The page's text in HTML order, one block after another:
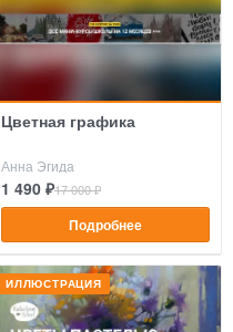
Цветная графика
Анна Эгида
1 490 ₽17 000 ₽
Подробнее
ИЛЛЮСТРАЦИЯ